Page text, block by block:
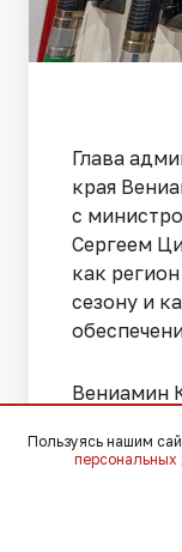
Глава
края
с
Сергеем
как
сезону и
Вениамин
ремонты
сетей, а
Пользуясь нашим
персональных